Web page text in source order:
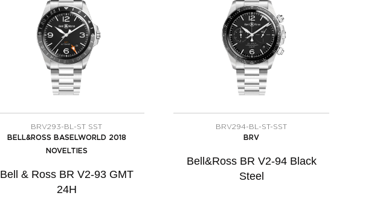
BRV293-BL-ST SST
BELL&ROSS BASELWORLD 2018
NOVELTIES
Bell & Ross BR V2-93 GMT
24H
BRV294-BL-ST-SST
BRV
Bell&Ross BR V2-94 Black
Steel